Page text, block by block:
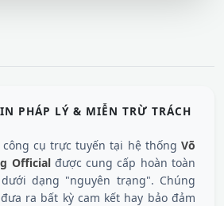
PHÁP LÝ & MIỄN TRỪ TRÁCH
công cụ trực tuyến tại hệ thống Võ
Officialđược cung cấp hoàn toàn
dạng "nguyên trạng". Chúng
ra bất kỳ cam kết hay bảo đảm